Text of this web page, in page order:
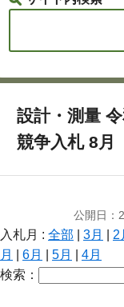
設計・測量
競争入札 8月
公開日：
入札月 : 全部 3月 2
月
6月 5月
4月
検索：